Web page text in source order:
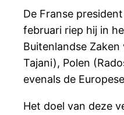
De Franse
februari riep hij in
Buitenlandse
Tajani), Polen
evenals de
Het doel van deze